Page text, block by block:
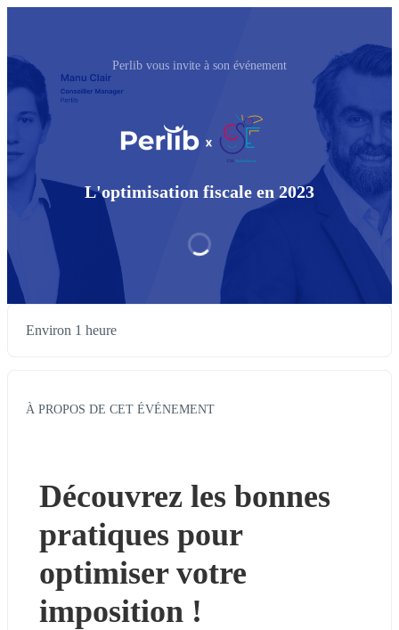
Perlib vous invite à son événement
L'optimisation fiscale en 2023
Environ 1 heure
À PROPOS DE CET ÉVÉNEMENT
Découvrez les bonnes
pratiques pour
optimiser votre
imposition !